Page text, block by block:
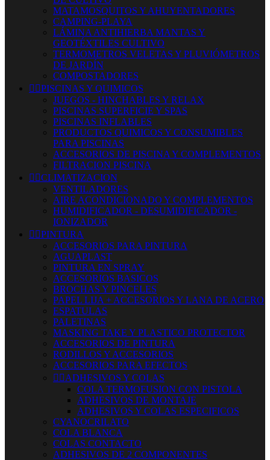
MATAMOSQUITOS Y AHUYENTADORES
CAMPING-PLAYA
LÁMINA ANTIHIERBA MANTAS Y
GEOTÉXTILES CULTIVO
TERMOMETROS VELETAS Y PLUVIÓMETROS
DE JARDÍN
COMPOSTADORES
 PISCINAS Y QUIMICOS
JUEGOS - HINCHABLES Y RELAX
PISCINAS SUPERFICIE Y SPAS
PISCINAS INFLABLES
PRODUCTOS QUIMICOS Y CONSUMIBLES
PARA PISCINAS
ACCESORIOS DE PISCINA Y COMPLEMENTOS
FILTRACION PISCINA
 CLIMATIZACION
VENTILADORES
AIRE ACONDICIONADO Y COMPLEMENTOS
HUMIDIFICADOR - DESUMIDIFICADOR -
IONIZADOR
 PINTURA
ACCESORIOS PARA PINTURA
AGUAPLAST
PINTURA EN SPRAY
ACCESORIOS BASICOS
BROCHAS Y PINCELES
PAPEL LIJA + ACCESORIOS Y LANA DE ACERO
ESPATULAS
PALETINAS
MASKING TAKE Y PLASTICO PROTECTOR
ACCESORIOS DE PINTURA
RODILLOS Y ACCESORIOS
ACCESORIOS PARA EFECTOS
 ADHESIVOS Y COLAS
COLA TERMOFUSION CON PISTOLA
ADHESIVOS DE MONTAJE
ADHESIVOS Y COLAS ESPECIFICOS
CYANOCRILATO
COLA BLANCA
COLAS CONTACTO
ADHESIVOS DE 2 COMPONENTES